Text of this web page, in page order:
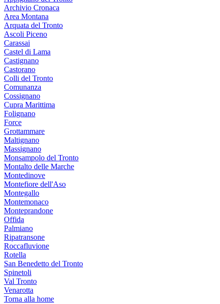
Archivio Cronaca
Area Montana
Arquata del Tronto
Ascoli Piceno
Carassai
Castel di Lama
Castignano
Castorano
Colli del Tronto
Comunanza
Cossignano
Cupra Marittima
Folignano
Force
Grottammare
Maltignano
Massignano
Monsampolo del Tronto
Montalto delle Marche
Montedinove
Montefiore dell'Aso
Montegallo
Montemonaco
Monteprandone
Offida
Palmiano
Ripatransone
Roccafluvione
Rotella
San Benedetto del Tronto
Spinetoli
Val Tronto
Venarotta
Torna alla home